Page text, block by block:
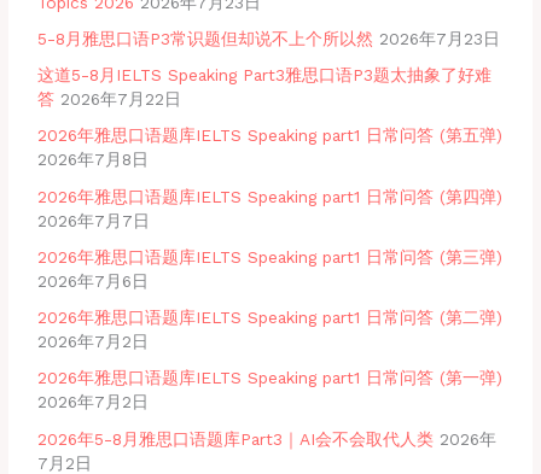
5-8月雅思口语P3常识题但却说不上个所以然 2026年7月23日
这道5-8月IELTS Speaking Part3雅思口语P3题太抽象了好难
答 2026年7月22日
2026年雅思口语题库IELTS Speaking part1 日常问答 (第五弹)
2026年7月8日
2026年雅思口语题库IELTS Speaking part1 日常问答 (第四弹)
2026年7月7日
2026年雅思口语题库IELTS Speaking part1 日常问答 (第三弹)
2026年7月6日
2026年雅思口语题库IELTS Speaking part1 日常问答 (第二弹)
2026年7月2日
2026年雅思口语题库IELTS Speaking part1 日常问答 (第一弹)
2026年7月2日
2026年5-8月雅思口语题库Part3｜AI会不会取代人类 2026年
7月2日